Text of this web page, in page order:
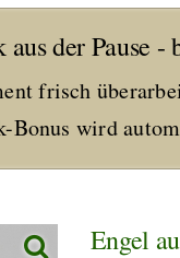
der Pause -
frisch
Bonus wird
Engel